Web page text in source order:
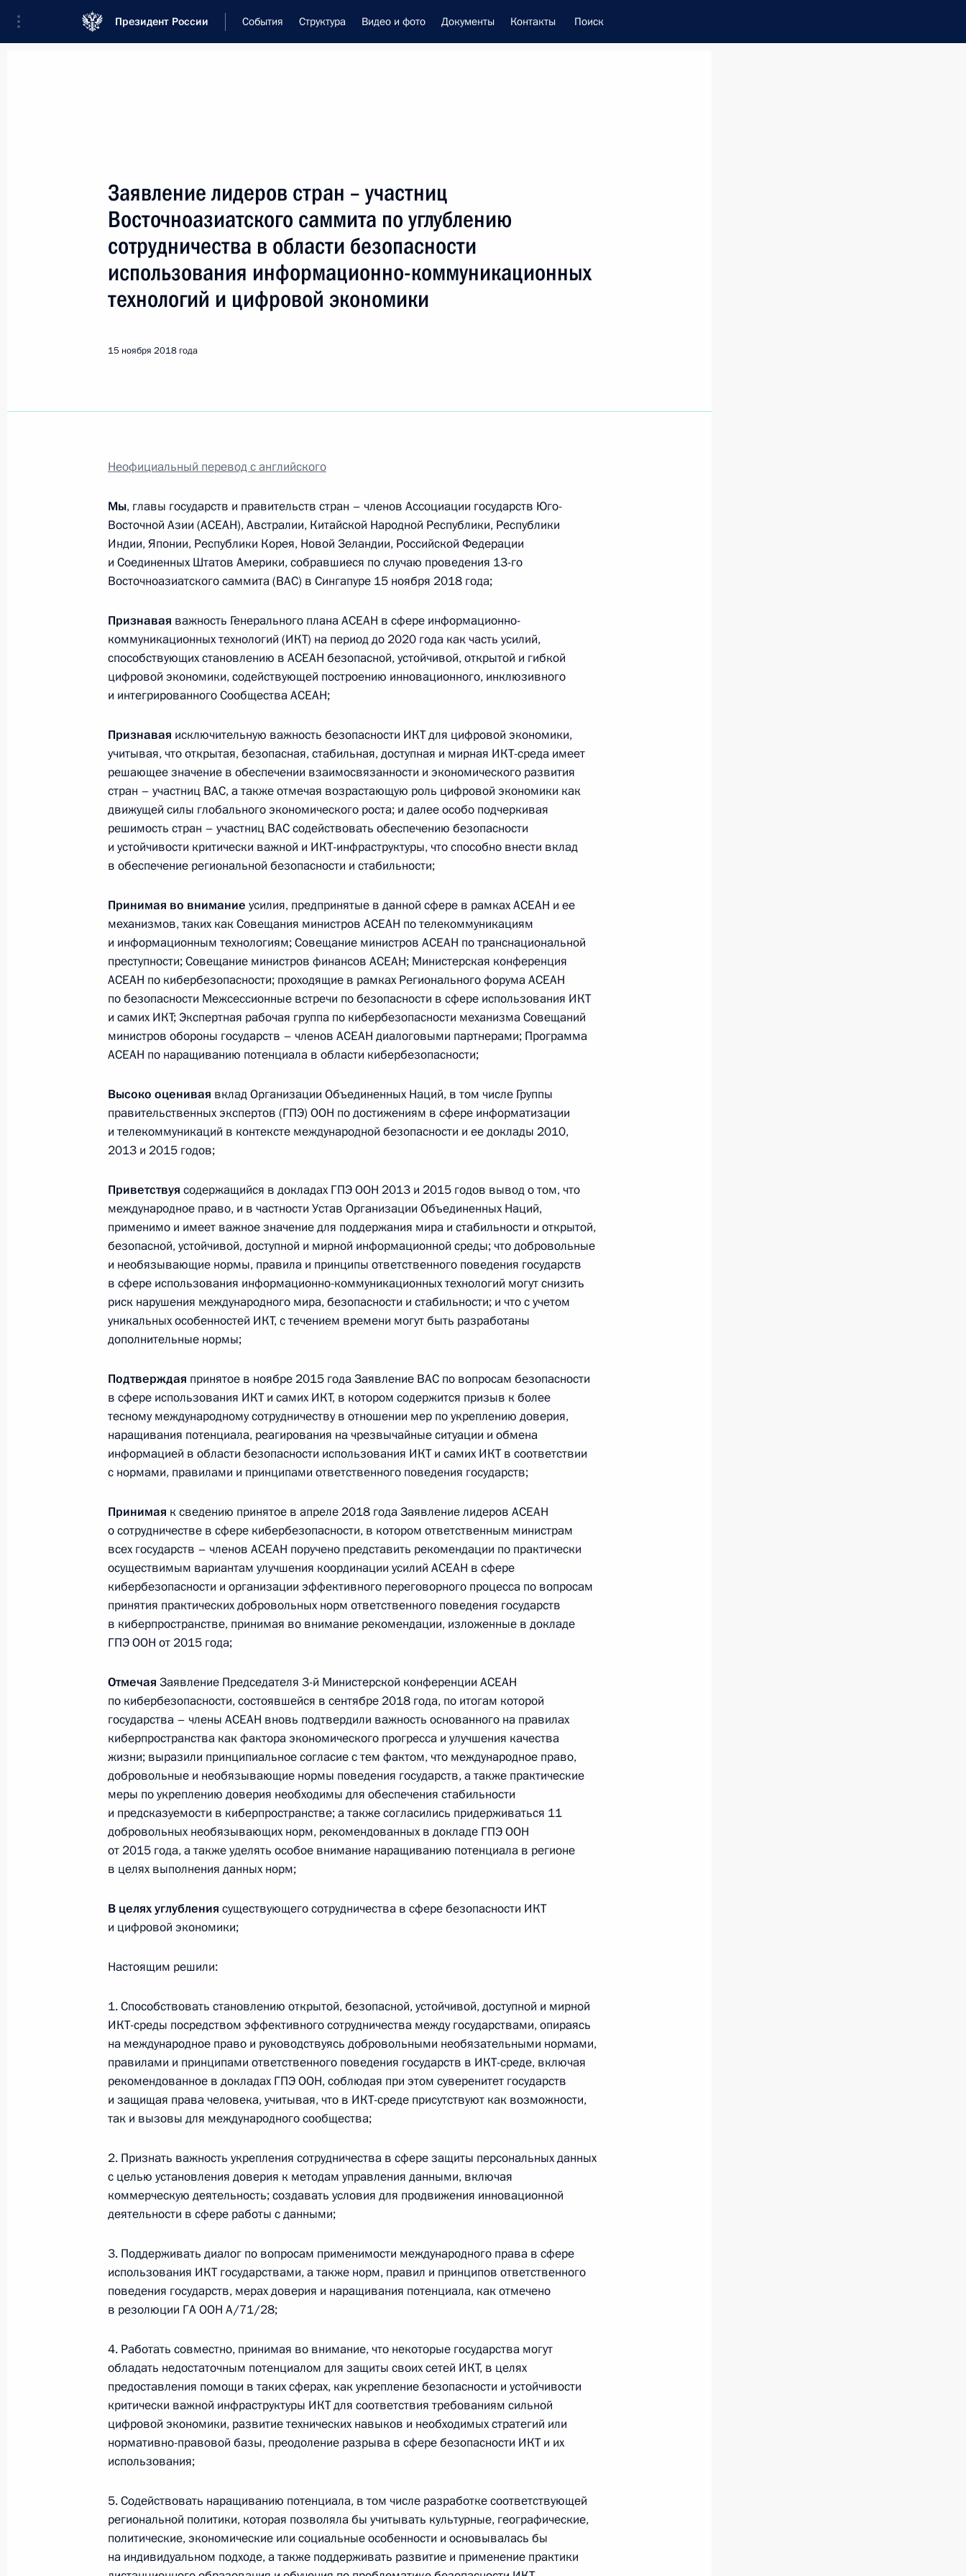
Президент России События Структура Видео и фото Документы Контакты Поиск
Совещание с членами Совета Безопасности
Рабочая встреча с вице-
премьером – полпредом
Президента в ДФО Юрием
Трутневым
6 августа 2026 года, 13:45
Встреча с Председателем
Центризбиркома Эллой
Памфиловой
Президент России
Телефонный разговор
с Президентом ОАЭ Мухаммедом Бен
Заидом Аль Нахайяном
Телефонный разговор с командиром
76-й гвардейской десантно-
штурмовой дивизии ВДВ гвардии
полковником Абдулазизом
6 августа 2026 года, 20:50
Российско-Киргизского
экономического форума и XII
Российско-Киргизской
межрегиональной конференции
6 августа 2026 года, 09:00
театральных деятелей России
Владимиром Машковым
5 августа 2026 года, 19:00
События и поездки на географической карте
Администрация Президента России
Руслан Эдельгериев посетил
Азербайджан
23 июля 2026 года, 19:00
Мария Львова-Белова
посетила Свердловскую
область
17 июля 2026 года, 18:00
В России во исполнение поручения
Президента появится единый
научно-методический центр
по продвижению русского языка
за рубежом
14 июля 2026 года, 16:00
Заседание межведомственной
рабочей группы по повышению
эффективности сохранения объектов
в неудовлетворительном состоянии
экосистем цифровой экономики
и цифровых платформ
8 июля 2026 года, 15:00
Комиссии и советыпри Президенте России
по повышению устойчивости
экономики и поддержке
граждан в условиях санкций
Федерации
Отправить письмо Президенту
Официальный портал
правовой информации
Правительство Российской
Совет Федерации
Разделы сайта
Президента
России
События
Информационные
Президента России
Президент России
Текущий ресурс
Официальные
сетевые ресурсы
Президента России
MAX
Правовая и
техническая
информация
О портале
Заявление лидеров стран – участниц
Восточноазиатского саммита по углублению
сотрудничества в области безопасности
использования информационно-коммуникационных
технологий и цифровой экономики
15 ноября 2018 года
Неофициальный перевод с английского
Мы, главы государств и правительств стран – членов Ассоциации государств Юго-
Восточной Азии (АСЕАН), Австралии, Китайской Народной Республики, Республики
Индии, Японии, Республики Корея, Новой Зеландии, Российской Федерации
и Соединенных Штатов Америки, собравшиеся по случаю проведения 13-го
Восточноазиатского саммита (ВАС) в Сингапуре 15 ноября 2018 года;
Признавая важность Генерального плана АСЕАН в сфере информационно-
коммуникационных технологий (ИКТ) на период до 2020 года как часть усилий,
способствующих становлению в АСЕАН безопасной, устойчивой, открытой и гибкой
цифровой экономики, содействующей построению инновационного, инклюзивного
и интегрированного Сообщества АСЕАН;
Признавая исключительную важность безопасности ИКТ для цифровой экономики,
учитывая, что открытая, безопасная, стабильная, доступная и мирная ИКТ-среда имеет
решающее значение в обеспечении взаимосвязанности и экономического развития
стран – участниц ВАС, а также отмечая возрастающую роль цифровой экономики как
движущей силы глобального экономического роста; и далее особо подчеркивая
решимость стран – участниц ВАС содействовать обеспечению безопасности
и устойчивости критически важной и ИКТ-инфраструктуры, что способно внести вклад
в обеспечение региональной безопасности и стабильности;
Принимая во внимание усилия, предпринятые в данной сфере в рамках АСЕАН и ее
механизмов, таких как Совещания министров АСЕАН по телекоммуникациям
и информационным технологиям; Совещание министров АСЕАН по транснациональной
преступности; Совещание министров финансов АСЕАН; Министерская конференция
АСЕАН по кибербезопасности; проходящие в рамках Регионального форума АСЕАН
по безопасности Межсессионные встречи по безопасности в сфере использования ИКТ
и самих ИКТ; Экспертная рабочая группа по кибербезопасности механизма Совещаний
министров обороны государств – членов АСЕАН диалоговыми партнерами; Программа
АСЕАН по наращиванию потенциала в области кибербезопасности;
Высоко оценивая вклад Организации Объединенных Наций, в том числе Группы
правительственных экспертов (ГПЭ) ООН по достижениям в сфере информатизации
и телекоммуникаций в контексте международной безопасности и ее доклады 2010,
2013 и 2015 годов;
Приветствуя содержащийся в докладах ГПЭ ООН 2013 и 2015 годов вывод о том, что
международное право, и в частности Устав Организации Объединенных Наций,
применимо и имеет важное значение для поддержания мира и стабильности и открытой,
безопасной, устойчивой, доступной и мирной информационной среды; что добровольные
и необязывающие нормы, правила и принципы ответственного поведения государств
в сфере использования информационно-коммуникационных технологий могут снизить
риск нарушения международного мира, безопасности и стабильности; и что с учетом
уникальных особенностей ИКТ, с течением времени могут быть разработаны
дополнительные нормы;
Подтверждая принятое в ноябре 2015 года Заявление ВАС по вопросам безопасности
в сфере использования ИКТ и самих ИКТ, в котором содержится призыв к более
тесному международному сотрудничеству в отношении мер по укреплению доверия,
наращивания потенциала, реагирования на чрезвычайные ситуации и обмена
информацией в области безопасности использования ИКТ и самих ИКТ в соответствии
с нормами, правилами и принципами ответственного поведения государств;
Принимая к сведению принятое в апреле 2018 года Заявление лидеров АСЕАН
о сотрудничестве в сфере кибербезопасности, в котором ответственным министрам
всех государств – членов АСЕАН поручено представить рекомендации по практически
осуществимым вариантам улучшения координации усилий АСЕАН в сфере
кибербезопасности и организации эффективного переговорного процесса по вопросам
принятия практических добровольных норм ответственного поведения государств
в киберпространстве, принимая во внимание рекомендации, изложенные в докладе
ГПЭ ООН от 2015 года;
Отмечая Заявление Председателя 3-й Министерской конференции АСЕАН
по кибербезопасности, состоявшейся в сентябре 2018 года, по итогам которой
государства – члены АСЕАН вновь подтвердили важность основанного на правилах
киберпространства как фактора экономического прогресса и улучшения качества
жизни; выразили принципиальное согласие с тем фактом, что международное право,
добровольные и необязывающие нормы поведения государств, а также практические
меры по укреплению доверия необходимы для обеспечения стабильности
и предсказуемости в киберпространстве; а также согласились придерживаться 11
добровольных необязывающих норм, рекомендованных в докладе ГПЭ ООН
от 2015 года, а также уделять особое внимание наращиванию потенциала в регионе
в целях выполнения данных норм;
В целях углубления существующего сотрудничества в сфере безопасности ИКТ
и цифровой экономики;
Настоящим решили:
1. Способствовать становлению открытой, безопасной, устойчивой, доступной и мирной
ИКТ-среды посредством эффективного сотрудничества между государствами, опираясь
на международное право и руководствуясь добровольными необязательными нормами,
правилами и принципами ответственного поведения государств в ИКТ-среде, включая
рекомендованное в докладах ГПЭ ООН, соблюдая при этом суверенитет государств
и защищая права человека, учитывая, что в ИКТ-среде присутствуют как возможности,
так и вызовы для международного сообщества;
2. Признать важность укрепления сотрудничества в сфере защиты персональных данных
с целью установления доверия к методам управления данными, включая
коммерческую деятельность; создавать условия для продвижения инновационной
деятельности в сфере работы с данными;
3. Поддерживать диалог по вопросам применимости международного права в сфере
использования ИКТ государствами, а также норм, правил и принципов ответственного
поведения государств, мерах доверия и наращивания потенциала, как отмечено
в резолюции ГА ООН А/71/28;
4. Работать совместно, принимая во внимание, что некоторые государства могут
обладать недостаточным потенциалом для защиты своих сетей ИКТ, в целях
предоставления помощи в таких сферах, как укрепление безопасности и устойчивости
критически важной инфраструктуры ИКТ для соответствия требованиям сильной
цифровой экономики, развитие технических навыков и необходимых стратегий или
нормативно-правовой базы, преодоление разрыва в сфере безопасности ИКТ и их
использования;
5. Содействовать наращиванию потенциала, в том числе разработке соответствующей
региональной политики, которая позволяла бы учитывать культурные, географические,
политические, экономические или социальные особенности и основывалась бы
на индивидуальном подходе, а также поддерживать развитие и применение практики